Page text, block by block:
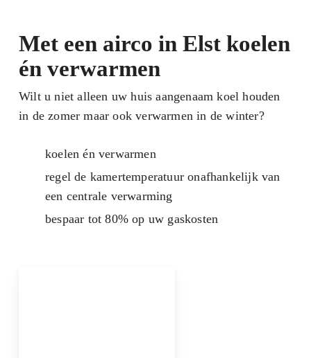
Met een airco in Elst koelen
én verwarmen
Wilt u niet alleen uw huis aangenaam koel houden
in de zomer maar ook verwarmen in de winter?
koelen én verwarmen
regel de kamertemperatuur onafhankelijk van
een centrale verwarming
bespaar tot 80% op uw gaskosten